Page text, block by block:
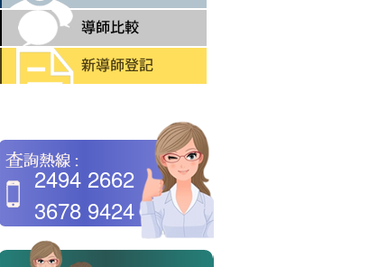
2494 2662
3678 9424